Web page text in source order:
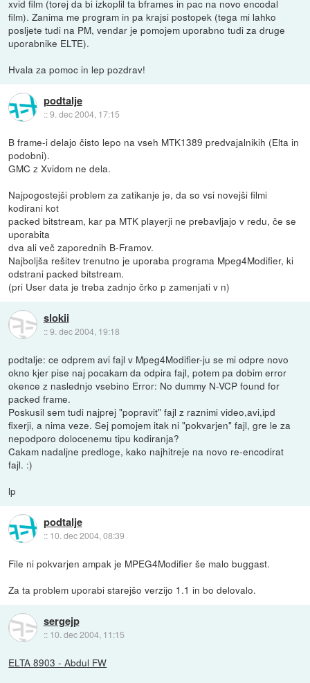
xvid film (torej da bi izkoplil ta bframes in pac na novo encodal
film). Zanima me program in pa krajsi postopek (tega mi lahko
posljete tudi na PM, vendar je pomojem uporabno tudi za druge
uporabnike ELTE).
Hvala za pomoc in lep pozdrav!
podtalje
::9. dec 2004, 17:15
B frame-i delajo čisto lepo na vseh MTK1389 predvajalnikih (Elta in
podobni).
GMC z Xvidom ne dela.
Najpogostejši problem za zatikanje je, da so vsi novejši filmi
kodirani kot
packed bitstream, kar pa MTK playerji ne prebavljajo v redu, če se
uporabita
dva ali več zaporednih B-Framov.
Najboljša rešitev trenutno je uporaba programa Mpeg4Modifier, ki
odstrani packed bitstream.
(pri User data je treba zadnjo črko p zamenjati v n)
slokii
::9. dec 2004, 19:18
podtalje: ce odprem avi fajl v Mpeg4Modifier-ju se mi odpre novo
okno kjer pise naj pocakam da odpira fajl, potem pa dobim error
okence z naslednjo vsebino Error: No dummy N-VCP found for
packed frame.
Poskusil sem tudi najprej "popravit" fajl z raznimi video,avi,ipd
fixerji, a nima veze. Sej pomojem itak ni "pokvarjen" fajl, gre le za
nepodporo dolocenemu tipu kodiranja?
Cakam nadaljne predloge, kako najhitreje na novo re-encodirat
fajl. :)
lp
podtalje
:: 10. dec 2004, 08:39
File ni pokvarjen ampak je MPEG4Modifier še malo buggast.
Za ta problem uporabi starejšo verzijo 1.1 in bo delovalo.
sergejp
:: 10. dec 2004, 11:15
ELTA 8903 - Abdul FW